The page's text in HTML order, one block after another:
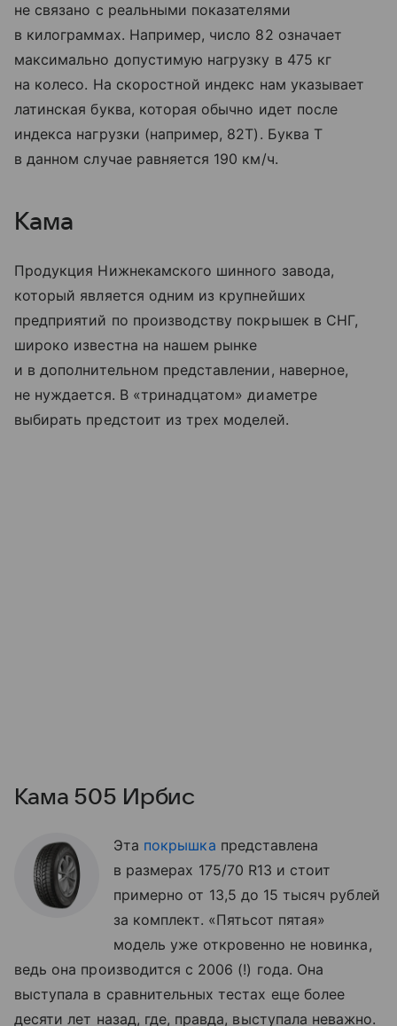
не связано с реальными показателями
в килограммах. Например, число 82 означает
максимально допустимую нагрузку в 475 кг
на колесо. На скоростной индекс нам указывает
латинская буква, которая обычно идет после
индекса нагрузки (например, 82Т). Буква Т
в данном случае равняется 190 км/ч.
Кама
Продукция Нижнекамского шинного завода,
который является одним из крупнейших
предприятий по производству покрышек в СНГ,
широко известна на нашем рынке
и в дополнительном представлении, наверное,
не нуждается. В «тринадцатом» диаметре
выбирать предстоит из трех моделей.
Кама 505 Ирбис
Эта покрышка представлена
в размерах 175/70 R13 и стоит
примерно от 13,5 до 15 тысяч рублей
за комплект. «Пятьсот пятая»
модель уже откровенно не новинка,
ведь она производится с 2006 (!) года. Она
выступала в сравнительных тестах еще более
десяти лет назад, где, правда, выступала неважно.